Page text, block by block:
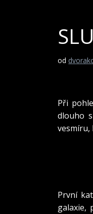
od
Při
dlouho
vesmíru,
První
galaxie,